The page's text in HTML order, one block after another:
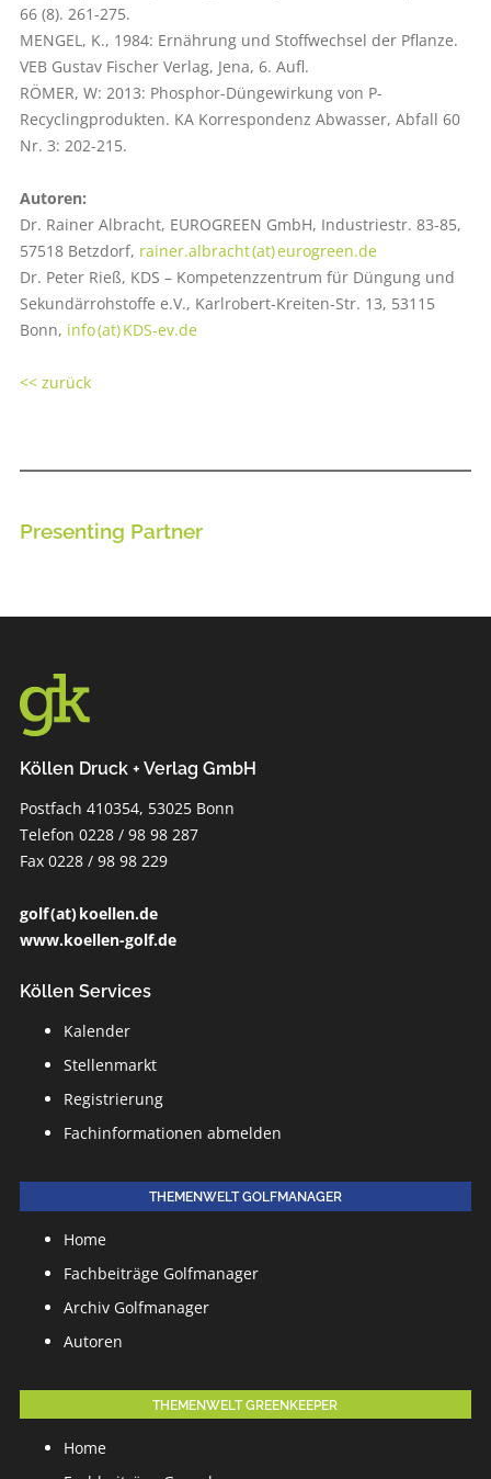
66 (8). 261-275.
MENGEL, K., 1984: Ernährung und Stoffwechsel der Pflanze.
VEB Gustav Fischer Verlag, Jena, 6. Aufl.
RÖMER, W: 2013: Phosphor-Düngewirkung von P-
Recyclingprodukten. KA Korrespondenz Abwasser, Abfall 60
Nr. 3: 202-215.
Autoren:
Dr. Rainer Albracht, EUROGREEN GmbH, Industriestr. 83-85,
57518 Betzdorf, rainer.albracht (at) eurogreen.de
Dr. Peter Rieß, KDS – Kompetenzzentrum für Düngung und
Sekundärrohstoffe e.V., Karlrobert-Kreiten-Str. 13, 53115
Bonn, info (at) KDS-ev.de
<< zurück
Presenting Partner
Köllen Druck + Verlag GmbH
Postfach 410354, 53025 Bonn
Telefon 0228 / 98 98 287
Fax 0228 / 98 98 229
golf (at) koellen.de
www.koellen-golf.de
Köllen Services
Kalender
Stellenmarkt
Registrierung
Fachinformationen abmelden
THEMENWELT GOLFMANAGER
Home
Fachbeiträge Golfmanager
Archiv Golfmanager
Autoren
THEMENWELT GREENKEEPER
Home